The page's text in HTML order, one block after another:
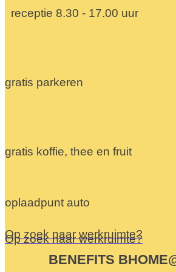
receptie 8.30 - 17.00 uur
gratis parkeren
gratis koffie, thee en fruit
oplaadpunt auto
Op zoek naar werkruimte?
Op zoek naar werkruimte?
BENEFITS